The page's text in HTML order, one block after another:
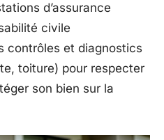
d’assurance
civile
contrôles et diagnostics
toiture) pour respecter
son bien sur la